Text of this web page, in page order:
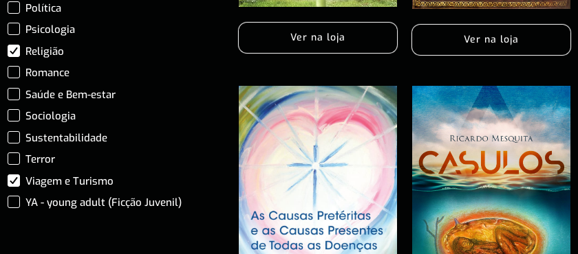
Política
Psicologia
Religião
Romance
Saúde e Bem-estar
Sociologia
Sustentabilidade
Terror
Viagem e Turismo
YA - young adult (Ficção Juvenil)
Ver na loja Ver na loja